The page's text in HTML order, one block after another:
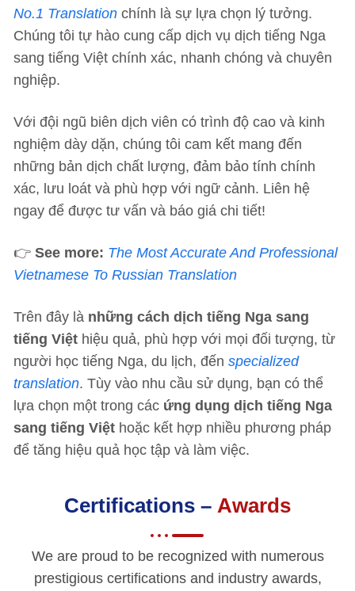
No.1 Translation chính là sự lựa chọn lý tưởng.
Chúng tôi tự hào cung cấp dịch vụ dịch tiếng Nga
sang tiếng Việt chính xác, nhanh chóng và chuyên
nghiệp.
Với đội ngũ biên dịch viên có trình độ cao và kinh
nghiệm dày dặn, chúng tôi cam kết mang đến
những bản dịch chất lượng, đảm bảo tính chính
xác, lưu loát và phù hợp với ngữ cảnh. Liên hệ
ngay để được tư vấn và báo giá chi tiết!
👉 See more: The Most Accurate And Professional
Vietnamese To Russian Translation
Trên đây là những cách dịch tiếng Nga sang
tiếng Việt hiệu quả, phù hợp với mọi đối tượng, từ
người học tiếng Nga, du lịch, đến specialized
translation. Tùy vào nhu cầu sử dụng, bạn có thể
lựa chọn một trong các ứng dụng dịch tiếng Nga
sang tiếng Việt hoặc kết hợp nhiều phương pháp
để tăng hiệu quả học tập và làm việc.
Certifications – Awards
We are proud to be recognized with numerous
prestigious certifications and industry awards,